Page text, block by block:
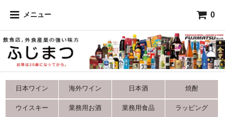
メニュー 0
日本ワイン 海外ワイン 日本酒 焼酎
ウイスキー 業務用お酒 業務用食品 ラッピング